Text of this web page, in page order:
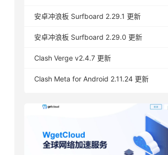
安卓冲浪板 Surfboard 2.29.1 更新
安卓冲浪板 Surfboard 2.29.0 更新
Clash Verge v2.4.7 更新
Clash Meta for Android 2.11.24 更新